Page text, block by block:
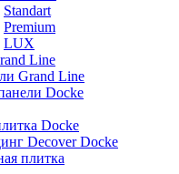
Standart
Premium
LUX
Line
Grand Line
Docke
Docke
Decover Docke
плитка